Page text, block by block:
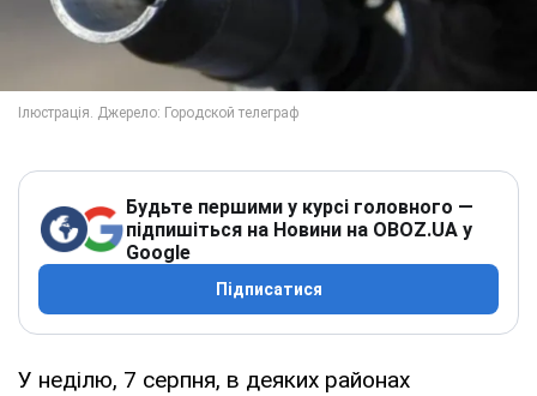
Будьте першими у курсі головного —
підпишіться на Новини на OBOZ.UA у
Google
Підписатися
У неділю, 7 серпня, в деяких районах